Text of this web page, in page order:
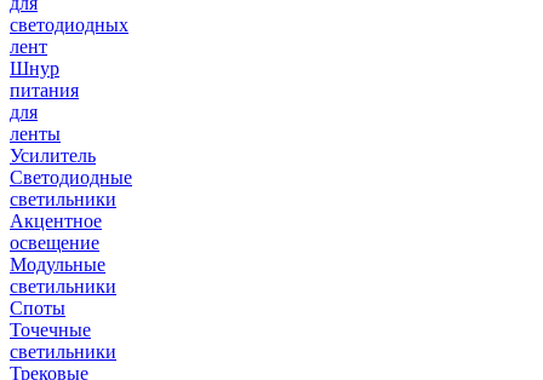
светодиодных
лент
Шнур
питания
для
ленты
Усилитель
Светодиодные
светильники
Акцентное
освещение
Модульные
светильники
Споты
Точечные
светильники
Трековые